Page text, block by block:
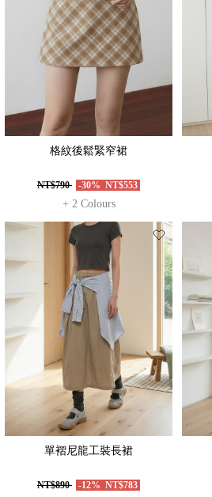
格紋後鬆緊窄裙
NT$790 -30% NT$553
+ 2 Colours
單褶尼龍工裝長裙
NT$890 -12% NT$783